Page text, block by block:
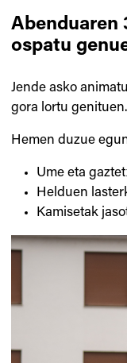
Abenduaren
ospatu
Jende asko
gora lortu
Hemen duzue
Ume eta
Helduen
Kamisetak